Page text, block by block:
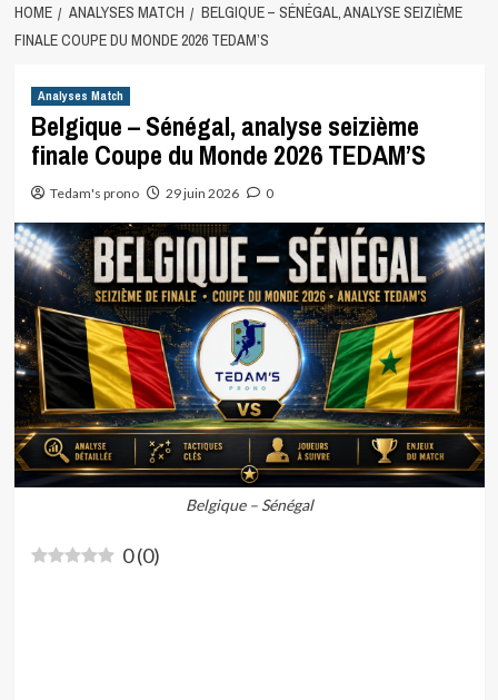
HOME ANALYSES MATCH
BELGIQUE – SÉNÉGAL, ANALYSE SEIZIÈME
FINALE COUPE DU MONDE 2026 TEDAM’S
Analyses Match
Belgique – Sénégal, analyse seizième
finale Coupe du Monde 2026 TEDAM’S
Tedam's prono 29 juin 2026 0
Belgique – Sénégal
0(0)